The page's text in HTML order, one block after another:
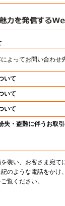
よってお問い合わせ
いて
いて
いて
失・盗難に伴うお取
装い、お客さま宛て
のような電話をかけ
覧ください。